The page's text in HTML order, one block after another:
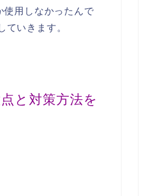
使用しなかったんで
いきます。
と対策方法を